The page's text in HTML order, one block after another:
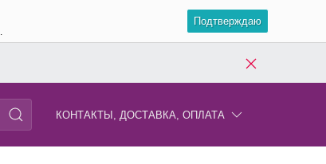
.
Подтверждаю
КОНТАКТЫ, ДОСТАВКА, ОПЛАТА